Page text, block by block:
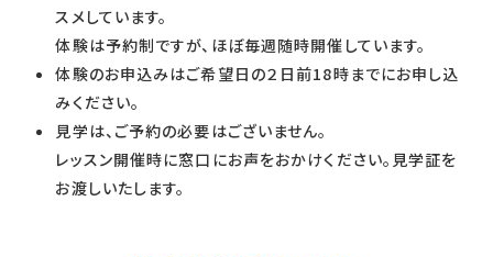
スメしています。
体験は予約制ですが、ほぼ毎週随時開催しています。
体験のお申込みはご希望日の２日前18時までにお申し込
みください。
見学は、ご予約の必要はございません。
レッスン開催時に窓口にお声をおかけください。見学証を
お渡しいたします。